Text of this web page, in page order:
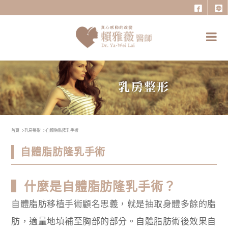
首頁 乳房整形 自體脂肪隆乳手術
自體脂肪隆乳手術
▍什麼是自體脂肪隆乳手術？
自體脂肪移植手術顧名思義，就是抽取身體多餘的脂
肪，適量地填補至胸部的部分。自體脂肪術後效果自